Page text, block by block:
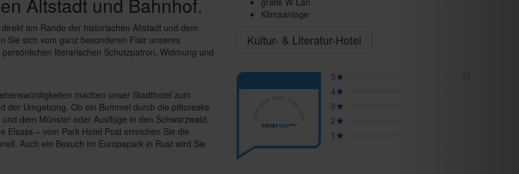
am Rande der historischen Altstadt und dem
Sie sich vom ganz besonderen Flair unseres
literarischen Schutzpatron, Widmung und
machen unser Stadthotel zum
der Umgebung. Ob ein Bummel durch die pittoreske
dem Münster oder Ausflüge in den Schwarzwald,
Elsass – vom Park Hotel Post erreichen Sie die
Auch ein Besuch im Europapark in Rust wird Sie
Klimaanlage
Kultur- & Literatur-Hotel